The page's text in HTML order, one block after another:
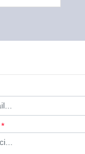
*